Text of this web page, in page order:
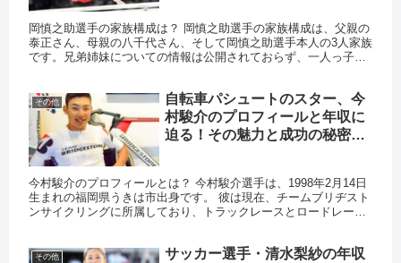
岡慎之助選手の家族構成は？ 岡慎之助選手の家族構成は、父親の
泰正さん、母親の八千代さん、そして岡慎之助選手本人の3人家族
です。兄弟姉妹についての情報は公開されておらず、一人っ子で
その他
自転車パシュートのスター、今
村駿介のプロフィールと年収に
迫る！その魅力と成功の秘密と
今村駿介のプロフィールとは？ 今村駿介選手は、1998年2月14日
生まれの福岡県うきは市出身です。 彼は現在、チームブリヂスト
ンサイクリングに所属しており、トラックレースとロードレース
その他
サッカー選手・清水梨紗の年収